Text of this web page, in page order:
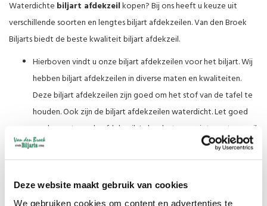
Deze website maakt gebruik van cookies
We gebruiken cookies om content en advertenties te
Waterdichte biljart afdekzeilkopen? Bij ons heeft u keuze uit
verschillende soorten en lengtes biljart afdekzeilen. Van den Broek
Biljarts biedt de beste kwaliteit biljart afdekzeil.
Hierboven vindt u onze biljart afdekzeilen voor het biljart. Wij
hebben biljart afdekzeilen in diverse maten en kwaliteiten.
Deze biljart afdekzeilen zijn goed om het stof van de tafel te
houden. Ook zijn de biljart afdekzeilen waterdicht. Let goed
op de maat van de afdekzeil. Je kan beter een iets grotere zeil
kopen dan dat het te klein is. Helemaal met de zeilen die
omgestikt zijn, kan je beter een maat groter kopen. Anders
gaan de hoeken van de biljart afdekzeil sneller kapot.